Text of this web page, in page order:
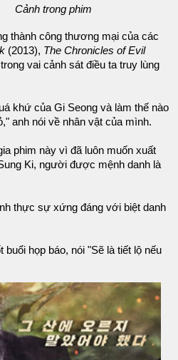
Cảnh trong phim
thành công thương mại của các
(2013), The Chronicles of Evil
vai cảnh sát điều ta truy lùng
khứ của Gi Seong và làm thế nào
anh nói về nhân vật của mình.
phim này vì đã luôn muốn xuất
Ki, người được mệnh danh là
thực sự xứng đáng với biệt danh
họp báo, nói "Sẽ là tiết lộ nếu